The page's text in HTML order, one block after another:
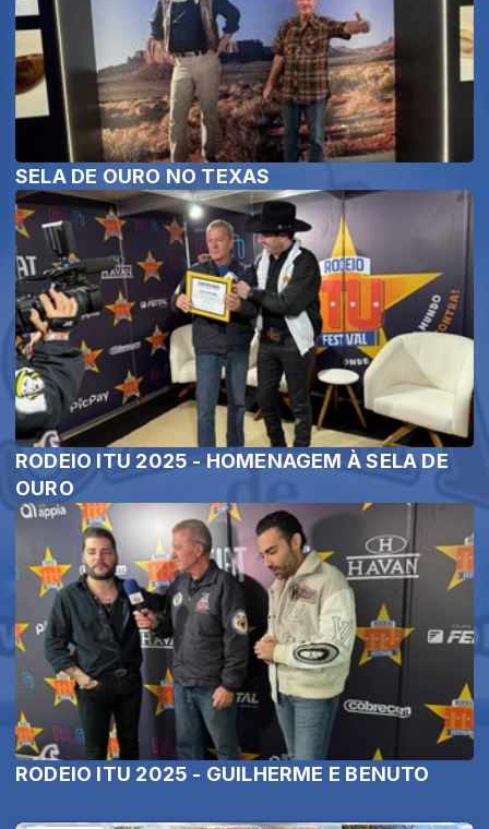
SELA DE OURO NO TEXAS
RODEIO ITU 2025 - HOMENAGEM À SELA DE
OURO
RODEIO ITU 2025 - GUILHERME E BENUTO